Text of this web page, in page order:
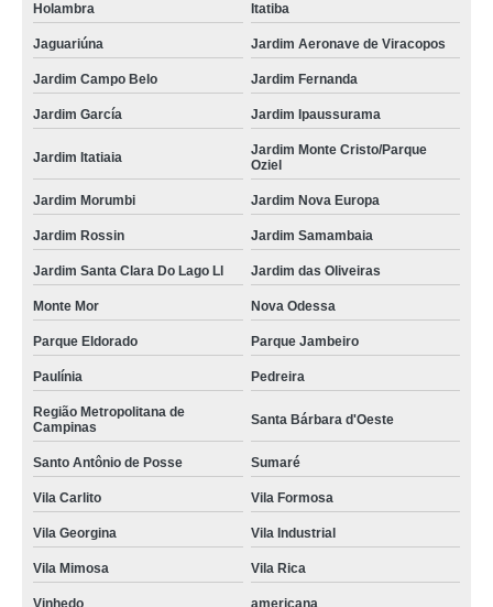
Holambra Itatiba
Jaguariúna Jardim Aeronave de Viracopos
Jardim Campo Belo Jardim Fernanda
Jardim García Jardim Ipaussurama
Jardim Itatiaia
Jardim Monte Cristo/Parque
Oziel
Jardim Morumbi Jardim Nova Europa
Jardim Rossin Jardim Samambaia
Jardim Santa Clara Do Lago Ll Jardim das Oliveiras
Monte Mor Nova Odessa
Parque Eldorado Parque Jambeiro
Paulínia Pedreira
Região Metropolitana de
Campinas
Santa Bárbara d'Oeste
Santo Antônio de Posse Sumaré
Vila Carlito Vila Formosa
Vila Georgina Vila Industrial
Vila Mimosa Vila Rica
Vinhedo americana